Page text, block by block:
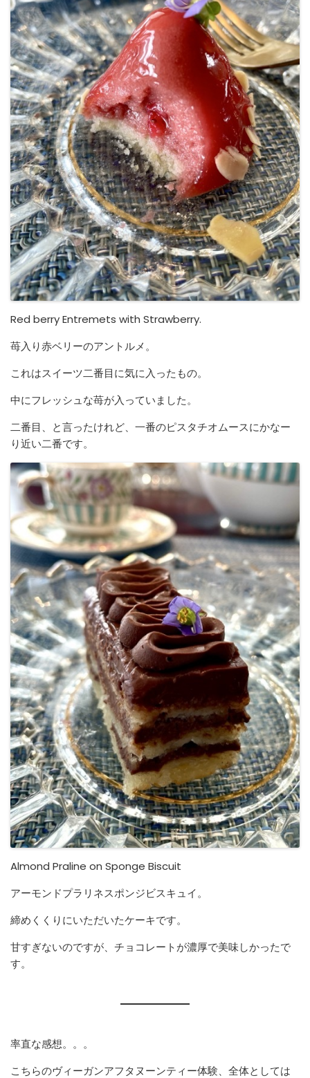
Red berry Entremets with Strawberry.
苺入り赤ベリーのアントルメ。
これはスイーツ二番目に気に入ったもの。
中にフレッシュな苺が入っていました。
二番目、と言ったけれど、一番のピスタチオムースにかなー
り近い二番です。
Almond Praline on Sponge Biscuit
アーモンドプラリネスポンジビスキュイ。
締めくくりにいただいたケーキです。
甘すぎないのですが、チョコレートが濃厚で美味しかったで
す。
率直な感想。。。
こちらのヴィーガンアフタヌーンティー体験、全体としては